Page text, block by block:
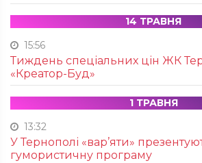
14 ТРАВНЯ
15:56
Тиждень спеціальних цін ЖК
«Креатор-Буд»
1 ТРАВНЯ
13:32
У Тернополі «вар’яти»
гумористичну програму